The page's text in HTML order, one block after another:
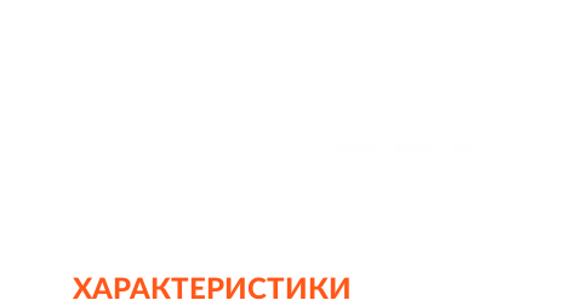
ХАРАКТЕРИСТИКИ